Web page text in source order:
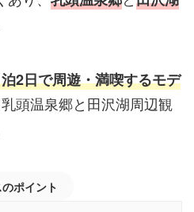
泊2日で周遊・満喫するモデ
頭温泉郷と田沢湖周辺観
ポイント